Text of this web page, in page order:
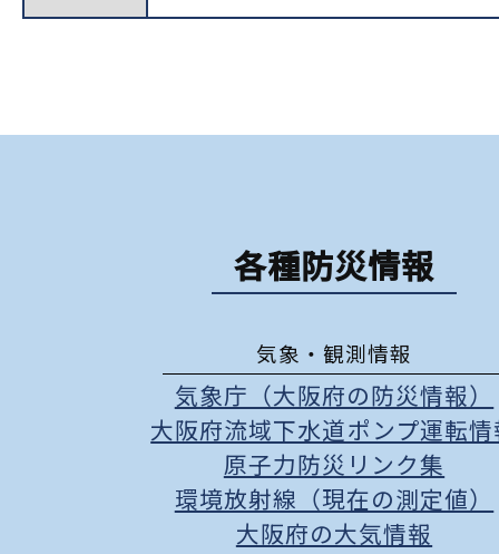
各種防災情報
気象・観測情報
気象庁（大阪府の防災情報）
大阪府流域下水道ポンプ運転情
原子力防災リンク集
環境放射線（現在の測定値）
大阪府の大気情報